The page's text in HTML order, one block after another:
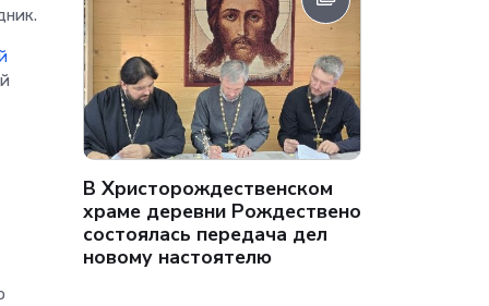
В Христорождественском
храме деревни Рождествено
состоялась передача дел
новому настоятелю